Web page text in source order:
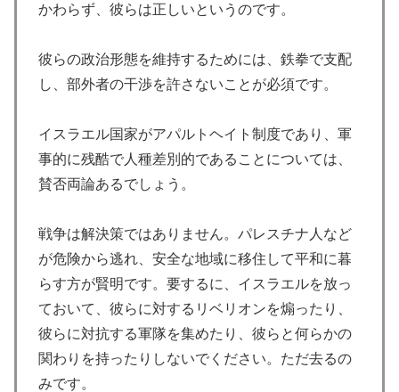
かわらず、彼らは正しいというのです。
彼らの政治形態を維持するためには、鉄拳で支配
し、部外者の干渉を許さないことが必須です。
イスラエル国家がアパルトヘイト制度であり、軍
事的に残酷で人種差別的であることについては、
賛否両論あるでしょう。
戦争は解決策ではありません。パレスチナ人など
が危険から逃れ、安全な地域に移住して平和に暮
らす方が賢明です。要するに、イスラエルを放っ
ておいて、彼らに対するリベリオンを煽ったり、
彼らに対抗する軍隊を集めたり、彼らと何らかの
関わりを持ったりしないでください。ただ去るの
みです。